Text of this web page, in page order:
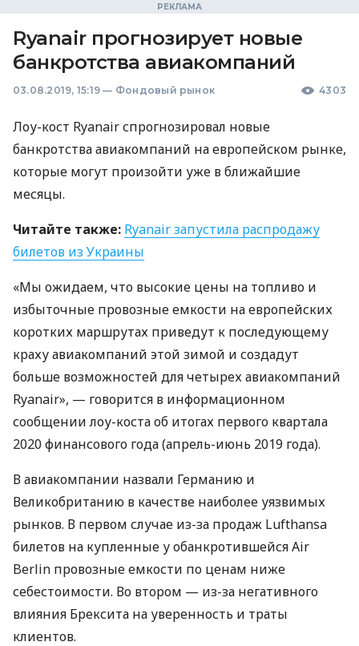
Ryanair прогнозирует новые
банкротства авиакомпаний
03.08.2019, 15:19 — Фондовый рынок 4303
Лоу-кост Ryanair спрогнозировал новые
банкротства авиакомпаний на европейском рынке,
которые могут произойти уже в ближайшие
месяцы.
Читайте также: Ryanair запустила распродажу
билетов из Украины
«Мы ожидаем, что высокие цены на топливо и
избыточные провозные емкости на европейских
коротких маршрутах приведут к последующему
краху авиакомпаний этой зимой и создадут
больше возможностей для четырех авиакомпаний
Ryanair», — говорится в информационном
сообщении лоу-коста об итогах первого квартала
2020 финансового года (апрель-июнь 2019 года).
В авиакомпании назвали Германию и
Великобританию в качестве наиболее уязвимых
рынков. В первом случае из-за продаж Lufthansa
билетов на купленные у обанкротившейся Air
Berlin провозные емкости по ценам ниже
себестоимости. Во втором — из-за негативного
влияния Брексита на уверенность и траты
клиентов.